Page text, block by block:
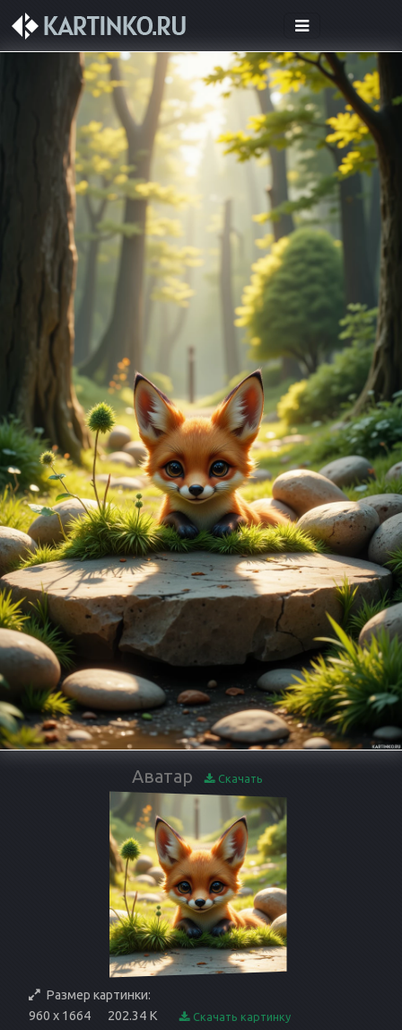
Аватар Скачать
Размер картинки:
960 x 1664
202.34 K Скачать картинку